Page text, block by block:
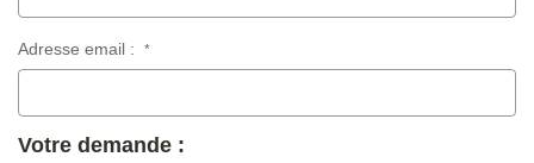
Adresse email : *
Votre demande :